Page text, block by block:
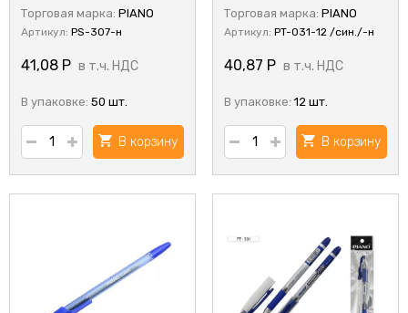
Торговая марка: PIANO
Артикул: PS-307-н
41,08 Р в т.ч. НДС
В упаковке: 50 шт.
В корзину
Торговая марка: PIANO
Артикул: PT-031-12 /син./-н
40,87 Р в т.ч. НДС
В упаковке: 12 шт.
В корзину